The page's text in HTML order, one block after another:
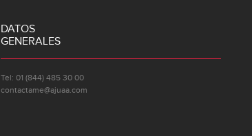
DATOS
GENERALES
Tel: 01 (844) 485 30 00
contactame@ajuaa.com